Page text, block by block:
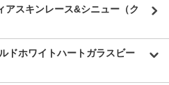
スキンレース&シニュー（ク
ドホワイトハートガラスビー